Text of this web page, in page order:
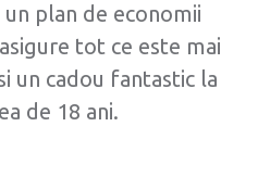
plan de economii
tot ce este mai
un cadou fantastic la
de 18 ani.